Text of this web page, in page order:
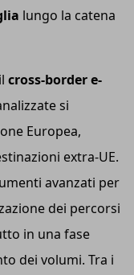
lungo la catena
cross-border e-
si
Europea,
extra-UE.
avanzati per
dei percorsi
in una fase
dei volumi. Tra i